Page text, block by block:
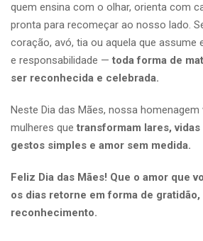
quem ensina com o olhar, orienta com
pronta para recomeçar ao nosso lado.
coração, avó, tia ou aquela que assume
e responsabilidade — toda forma de
ser reconhecida e celebrada.
Neste Dia das Mães, nossa homenagem
mulheres que transformam lares,
gestos simples e amor sem medida.
Feliz Dia das Mães! Que o amor que
os dias retorne em forma de gratidão,
reconhecimento.